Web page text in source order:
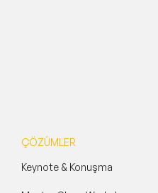
ÇÖZÜMLER
Keynote & Konuşma